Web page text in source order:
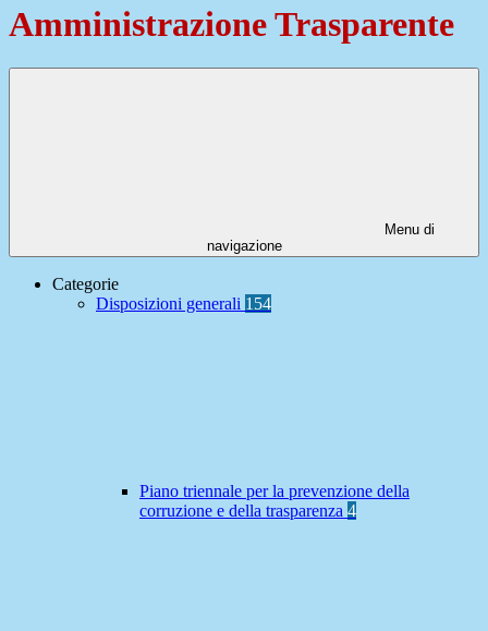
Amministrazione Trasparente
Menu di
navigazione
Categorie
Disposizioni generali 154
Piano triennale per la prevenzione della
corruzione e della trasparenza 4